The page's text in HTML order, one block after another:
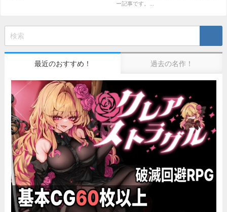
ー記事です。...
最近のおすすめ！ 過去の名作！